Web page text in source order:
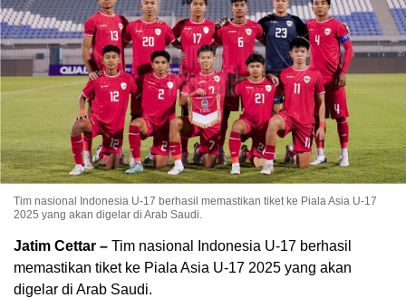
Tim nasional Indonesia U-17 berhasil memastikan tiket ke Piala Asia U-17
2025 yang akan digelar di Arab Saudi.
Jatim Cettar – Tim nasional Indonesia U-17 berhasil
memastikan tiket ke Piala Asia U-17 2025 yang akan
digelar di Arab Saudi.